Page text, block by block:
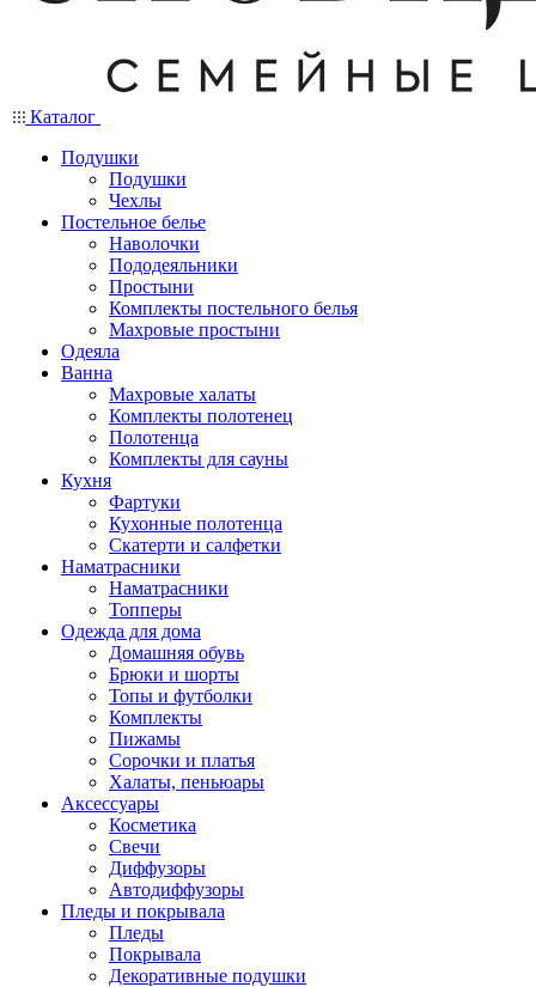
Каталог
Подушки
Подушки
Чехлы
Постельное белье
Наволочки
Пододеяльники
Простыни
Комплекты постельного белья
Махровые простыни
Одеяла
Ванна
Махровые халаты
Комплекты полотенец
Полотенца
Комплекты для сауны
Кухня
Фартуки
Кухонные полотенца
Скатерти и салфетки
Наматрасники
Наматрасники
Топперы
Одежда для дома
Домашняя обувь
Брюки и шорты
Топы и футболки
Комплекты
Пижамы
Сорочки и платья
Халаты, пеньюары
Аксессуары
Косметика
Свечи
Диффузоры
Автодиффузоры
Пледы и покрывала
Пледы
Покрывала
Декоративные подушки